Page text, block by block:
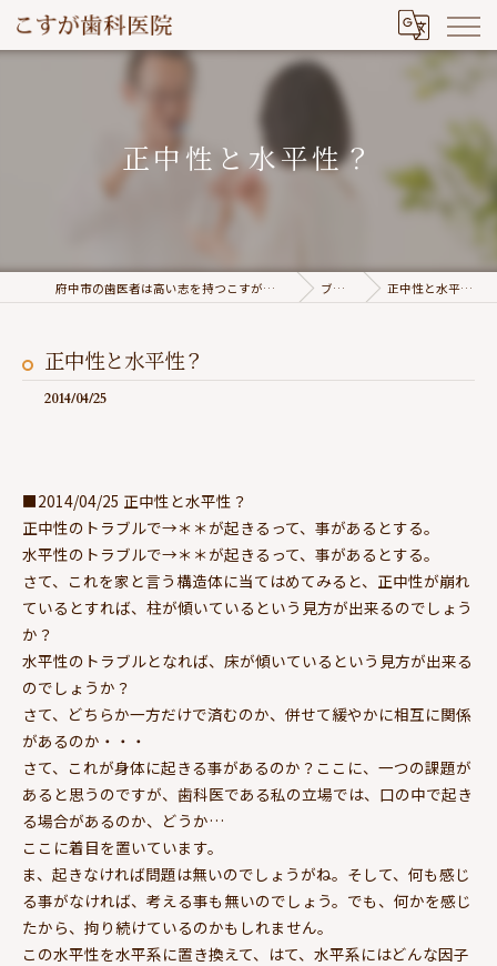
正中性と水平性？
府中市の歯医者は高い志を持つこすが歯科医院 ブログ 正中性と水平性？
正中性と水平性？
2014/04/25
■2014/04/25 正中性と水平性？
正中性のトラブルで→＊＊が起きるって、事があるとする。
水平性のトラブルで→＊＊が起きるって、事があるとする。
さて、これを家と言う構造体に当てはめてみると、正中性が崩れ
ているとすれば、柱が傾いているという見方が出来るのでしょう
か？
水平性のトラブルとなれば、床が傾いているという見方が出来る
のでしょうか？
さて、どちらか一方だけで済むのか、併せて緩やかに相互に関係
があるのか・・・
さて、これが身体に起きる事があるのか？ここに、一つの課題が
あると思うのですが、歯科医である私の立場では、口の中で起き
る場合があるのか、どうか…
ここに着目を置いています。
ま、起きなければ問題は無いのでしょうがね。そして、何も感じ
る事がなければ、考える事も無いのでしょう。でも、何かを感じ
たから、拘り続けているのかもしれません。
この水平性を水平系に置き換えて、はて、水平系にはどんな因子